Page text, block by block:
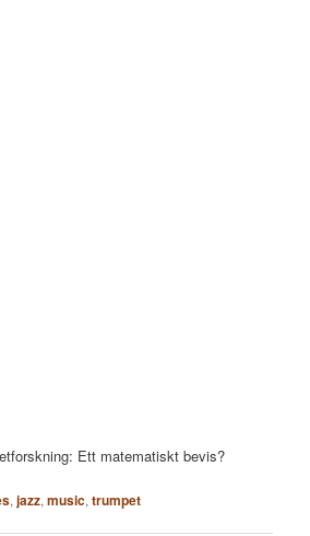
Ett matematiskt bevis?
,jazz,music,trumpet